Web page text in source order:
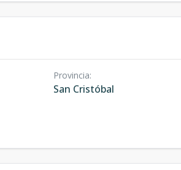
Provincia:
San Cristóbal